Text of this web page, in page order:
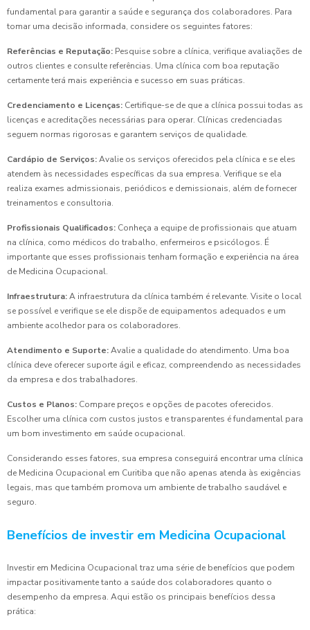
fundamental para garantir a saúde e segurança dos colaboradores. Para
tomar uma decisão informada, considere os seguintes fatores:
Referências e Reputação: Pesquise sobre a clínica, verifique avaliações de
outros clientes e consulte referências. Uma clínica com boa reputação
certamente terá mais experiência e sucesso em suas práticas.
Credenciamento e Licenças: Certifique-se de que a clínica possui todas as
licenças e acreditações necessárias para operar. Clínicas credenciadas
seguem normas rigorosas e garantem serviços de qualidade.
Cardápio de Serviços:Avalie os serviços oferecidos pela clínica e se eles
atendem às necessidades específicas da sua empresa. Verifique se ela
realiza exames admissionais, periódicos e demissionais, além de fornecer
treinamentos e consultoria.
Profissionais Qualificados: Conheça a equipe de profissionais que atuam
na clínica, como médicos do trabalho, enfermeiros e psicólogos. É
importante que esses profissionais tenham formação e experiência na área
de Medicina Ocupacional.
Infraestrutura:A infraestrutura da clínica também é relevante. Visite o local
se possível e verifique se ele dispõe de equipamentos adequados e um
ambiente acolhedor para os colaboradores.
Atendimento e Suporte:Avalie a qualidade do atendimento. Uma boa
clínica deve oferecer suporte ágil e eficaz, compreendendo as necessidades
da empresa e dos trabalhadores.
Custos e Planos: Compare preços e opções de pacotes oferecidos.
Escolher uma clínica com custos justos e transparentes é fundamental para
um bom investimento em saúde ocupacional.
Considerando esses fatores, sua empresa conseguirá encontrar uma clínica
de Medicina Ocupacional em Curitiba que não apenas atenda às exigências
legais, mas que também promova um ambiente de trabalho saudável e
seguro.
Benefícios de investir em Medicina Ocupacional
Investir em Medicina Ocupacional traz uma série de benefícios que podem
impactar positivamente tanto a saúde dos colaboradores quanto o
desempenho da empresa. Aqui estão os principais benefícios dessa
prática: